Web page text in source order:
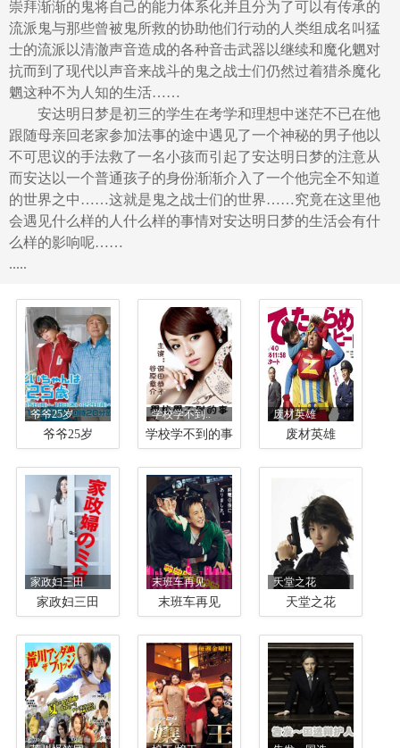
崇拜渐渐的鬼将自己的能力体系化并且分为了可以有传承的
流派鬼与那些曾被鬼所救的协助他们行动的人类组成名叫猛
士的流派以清澈声音造成的各种音击武器以继续和魔化魍对
抗而到了现代以声音来战斗的鬼之战士们仍然过着猎杀魔化
魍这种不为人知的生活……
安达明日梦是初三的学生在考学和理想中迷茫不已在他
跟随母亲回老家参加法事的途中遇见了一个神秘的男子他以
不可思议的手法救了一名小孩而引起了安达明日梦的注意从
而安达以一个普通孩子的身份渐渐介入了一个他完全不知道
的世界之中……这就是鬼之战士们的世界……究竟在这里他
会遇见什么样的人什么样的事情对安达明日梦的生活会有什
么样的影响呢……
.....
爷爷25岁
爷爷25岁
学校学不到..
学校学不到的事
废材英雄
废材英雄
家政妇三田
家政妇三田
末班车再见
末班车再见
天堂之花
天堂之花